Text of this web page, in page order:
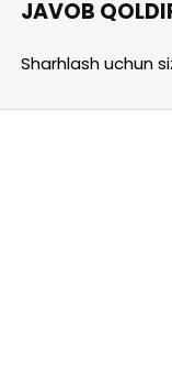
JAVOB
Sharhlash uchun